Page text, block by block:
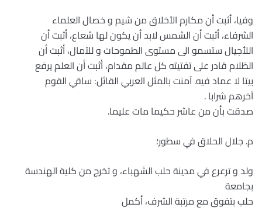
وفيا، أثبت أن مكارم الأخلاق من شيم و خصال العلماء
الشرفاء، أثبت أن الشمس لابد أن يكون لها شعاع، أثبت أن
اللأجيال ستسمو الى مستوى الطموحات و للآمال، أثبت أن
الظلام قادر على تفتيته كل عالم مقدام، أثبت أن العلم يرفع
بيتا لا عماد فيه. آمنت بالمثل العربي القائل: ساقي القوم
آخرهم شرابا .
صدقت بأن من عاشر حكيما مات عليما.
م. جلال الحلاق في سطور؛
ولد و ترعرع في مدينة حلب الشهباء، و تخرج من كلية الهندسة
بجامعة
حلب بتفوق مع مرتبة الشرف، أكمل